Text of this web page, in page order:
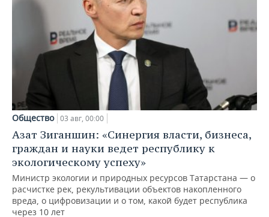
Общество 03 авг, 00:00
Азат Зиганшин: «Синергия власти, бизнеса,
граждан и науки ведет республику к
экологическому успеху»
Министр экологии и природных ресурсов Татарстана — о
расчистке рек, рекультивации объектов накопленного
вреда, о цифровизации и о том, какой будет республика
через 10 лет